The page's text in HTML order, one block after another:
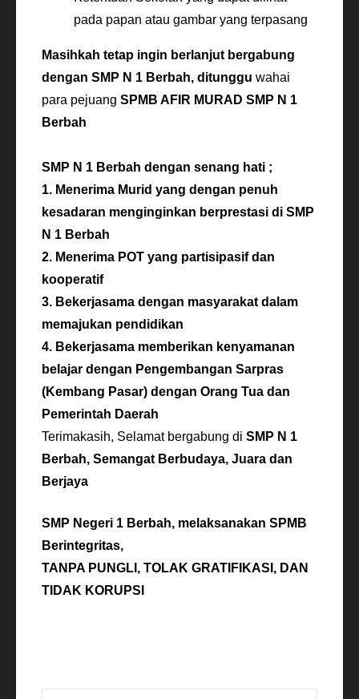
pada papan atau gambar yang terpasang
Masihkah tetap ingin berlanjut bergabung
dengan SMP N 1 Berbah, ditunggu wahai
para pejuang SPMB AFIR MURAD SMP N 1
Berbah
SMP N 1 Berbah dengan senang hati ;
1. Menerima Murid yang dengan penuh
kesadaran menginginkan berprestasi di SMP
N 1 Berbah
2. Menerima POT yang partisipasif dan
kooperatif
3. Bekerjasama dengan masyarakat dalam
memajukan pendidikan
4. Bekerjasama memberikan kenyamanan
belajar dengan Pengembangan Sarpras
(Kembang Pasar) dengan Orang Tua dan
Pemerintah Daerah
Terimakasih, Selamat bergabung di SMP N 1
Berbah, Semangat Berbudaya, Juara dan
Berjaya
SMP Negeri 1 Berbah, melaksanakan SPMB
Berintegritas,
TANPA PUNGLI, TOLAK GRATIFIKASI, DAN
TIDAK KORUPSI